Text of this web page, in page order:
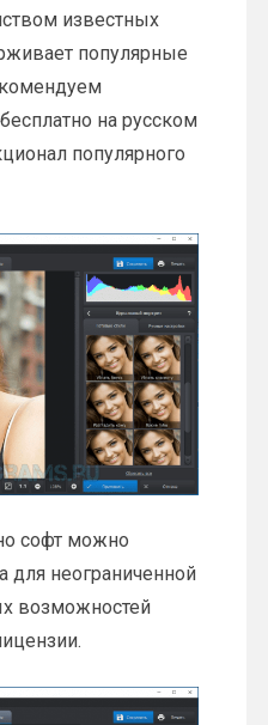
известных
популярные
на русском
популярного
софт можно
для неограниченной
возможностей